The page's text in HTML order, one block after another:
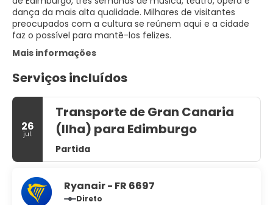
dança da mais alta qualidade. Milhares de visitantes
preocupados com a cultura se reúnem aqui e a cidade
faz o possível para mantê-los felizes.
Mais informações
Serviços incluídos
26
jul.
Transporte de Gran Canaria
(Ilha) para Edimburgo
Partida
Ryanair - FR 6697
Direto